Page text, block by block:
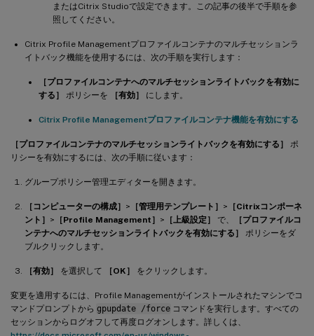
またはCitrix Studioで設定できます。この記事の後半で手順を参
照してください。
Citrix Profile Managementプロファイルコンテナのマルチセッションラ
イトバック機能を使用するには、次の手順を実行します：
［プロファイルコンテナへのマルチセッションライトバックを有効に
する］
ポリシーを ［有効］ にします。
Citrix Profile Managementプロファイルコンテナ機能を有効にする
［プロファイルコンテナのマルチセッションライトバックを有効にする］
ポ
リシーを有効にするには、次の手順に従います：
グループポリシー管理エディターを開きます。
［コンピューターの構成］ > ［管理用テンプレート］ > ［Citrixコンポーネ
ント］ > ［Profile Management］ > ［上級設定］ で、
［プロファイルコ
ンテナへのマルチセッションライトバックを有効にする］
ポリシーをダ
ブルクリックします。
［有効］ を選択して ［OK］ をクリックします。
変更を適用するには、Profile Managementがインストールされたマシンでコ
マンドプロンプトから gpupdate /force コマンドを実行します。すべての
セッションからログオフして再度ログオンします。詳しくは、